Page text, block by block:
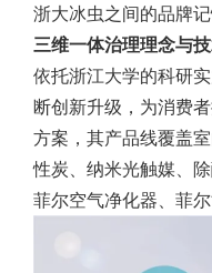
浙大冰虫之间的品牌
三维一体治理理念与
依托浙江大学的科研
断创新升级，为消费
方案，其产品线覆盖
性炭、纳米光触媒、
菲尔空气净化器、菲